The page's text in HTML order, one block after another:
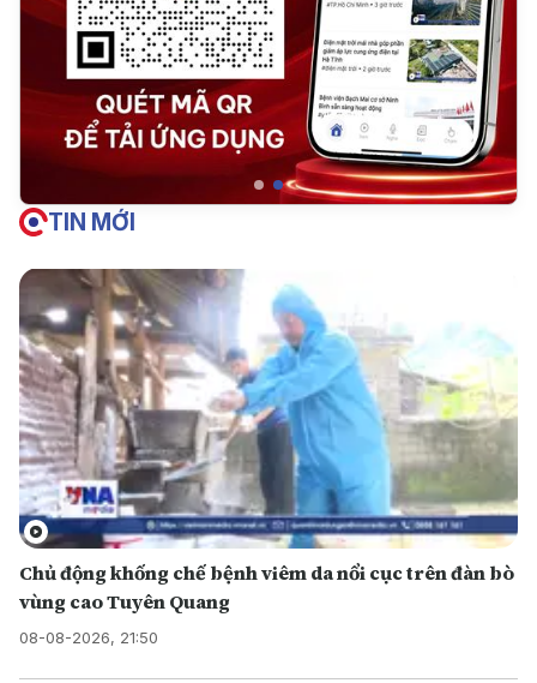
TIN MỚI
Chủ động khống chế bệnh viêm da nổi cục trên đàn bò
vùng cao Tuyên Quang
08-08-2026, 21:50